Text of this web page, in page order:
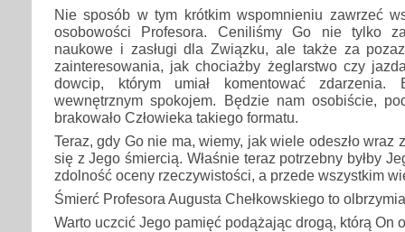
Nie sposób w tym krótkim wspomnieniu zawrzeć
osobowości Profesora. Ceniliśmy Go nie tylko
naukowe i zasługi dla Związku, ale także za
zainteresowania, jak chociażby żeglarstwo czy
dowcip, którym umiał komentować zdarzenia.
wewnętrznym spokojem. Będzie nam osobiście,
brakowało Człowieka takiego formatu.
Teraz, gdy Go nie ma, wiemy, jak wiele odeszło wraz
się z Jego śmiercią. Właśnie teraz potrzebny byłby
zdolność oceny rzeczywistości, a przede wszystkim
Śmierć Profesora Augusta Chełkowskiego to
Warto uczcić Jego pamięć podążając drogą, którą On